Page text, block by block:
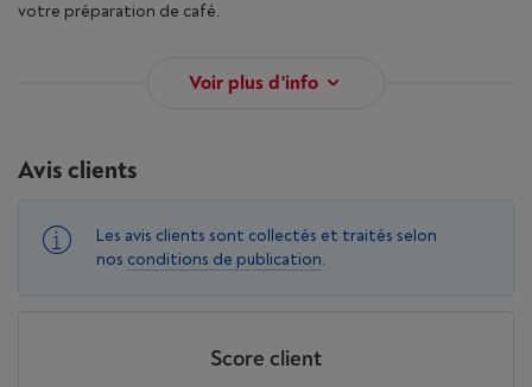
votre préparation de café.
Voir plus d'info
Avis clients
Les avis clients sont collectés et traités selon
nos conditions de publication.
Score client